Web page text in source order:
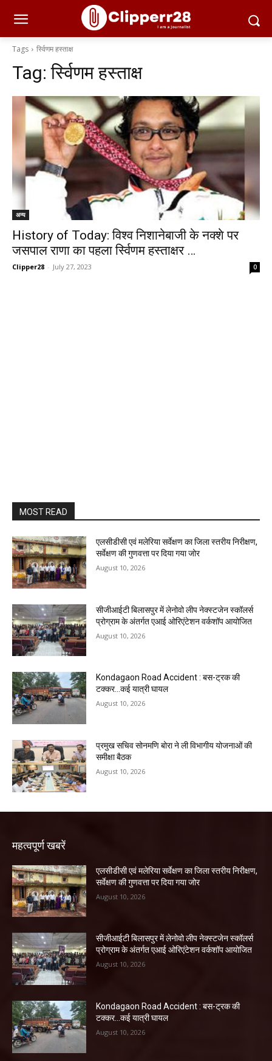
Tags र्स्विणम हस्ताक्ष
Tag:र्स्विणम हस्ताक्ष
अन्य
History of Today: विश्व निशानेबाजी के नक्शे पर
जसपाल राणा का पहला र्स्विणम हस्ताक्षर …
Clipper28 - July 27, 2023 0
MOST READ
एलसीडीसी एवं मलेरिया सर्वेक्षण का जिला स्तरीय निरीक्षण,
सर्वेक्षण की गुणवत्ता पर दिया गया जोर
August 10, 2026
सीजीआईटी बिलासपुर में लेनोवो लीप नेक्स्टजेन स्कॉलर्स
प्रोग्राम के अंतर्गत एआई ओरिएंटेशन वर्कशॉप आयोजित
August 10, 2026
Kondagaon Road Accident : बस-ट्रक की
टक्कर…कई यात्री घायल
August 10, 2026
प्रमुख सचिव सोनमणि बोरा ने ली विभागीय योजनाओं की
समीक्षा बैठक
August 10, 2026
महत्वपूर्ण खबरें
एलसीडीसी एवं मलेरिया सर्वेक्षण का जिला स्तरीय निरीक्षण,
सर्वेक्षण की गुणवत्ता पर दिया गया जोर
August 10, 2026
सीजीआईटी बिलासपुर में लेनोवो लीप नेक्स्टजेन स्कॉलर्स
प्रोग्राम के अंतर्गत एआई ओरिएंटेशन वर्कशॉप आयोजित
August 10, 2026
Kondagaon Road Accident : बस-ट्रक की
टक्कर…कई यात्री घायल
August 10, 2026